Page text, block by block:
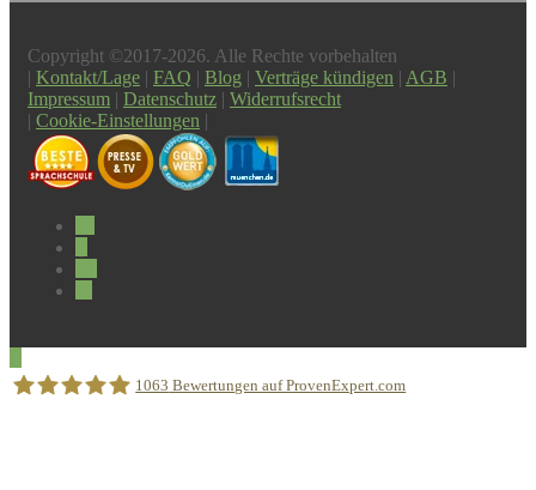
Copyright ©2017-2026. Alle Rechte vorbehalten
| Kontakt/Lage | FAQ | Blog | Verträge kündigen | AGB |
Impressum | Datenschutz | Widerrufsrecht
| Cookie-Einstellungen |
1063 Bewertungen auf ProvenExpert.com